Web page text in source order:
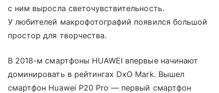
с ним выросла светочувствительность.
У любителей макрофотографий появился большой
простор для творчества.
В 2018-м смартфоны HUAWEI впервые начинают
доминировать в рейтингах DxO Mark. Вышел
смартфон Huawei P20 Pro — первый смартфон